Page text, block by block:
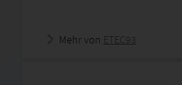
Mehr von ETEC93